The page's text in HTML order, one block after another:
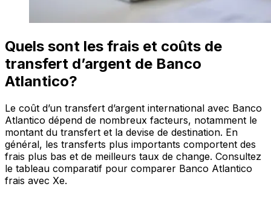
Quels sont les frais et coûts de
transfert d’argent de Banco
Atlantico?
Le coût d’un transfert d’argent international avec Banco
Atlantico dépend de nombreux facteurs, notamment le
montant du transfert et la devise de destination. En
général, les transferts plus importants comportent des
frais plus bas et de meilleurs taux de change. Consultez
le tableau comparatif pour comparer Banco Atlantico
frais avec Xe.